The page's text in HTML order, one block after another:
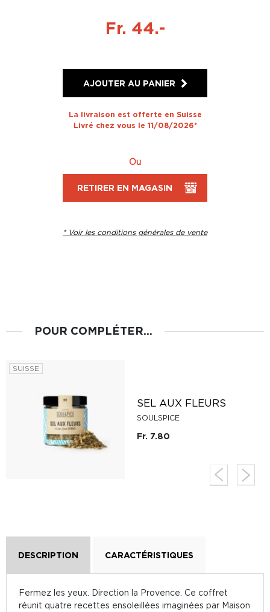
Fr. 44.-
AJOUTER AU PANIER
La livraison est offerte en Suisse
Livré chez vous le 11/08/2026*
Ou
RETIRER EN MAGASIN
* Voir les conditions générales de vente
POUR COMPLÉTER...
SUISSE
SEL AUX FLEURS
SOULSPICE
Fr. 7.80
DESCRIPTION CARACTÉRISTIQUES
Fermez les yeux. Direction la Provence. Ce coffret
réunit quatre recettes ensoleillées imaginées par Maison